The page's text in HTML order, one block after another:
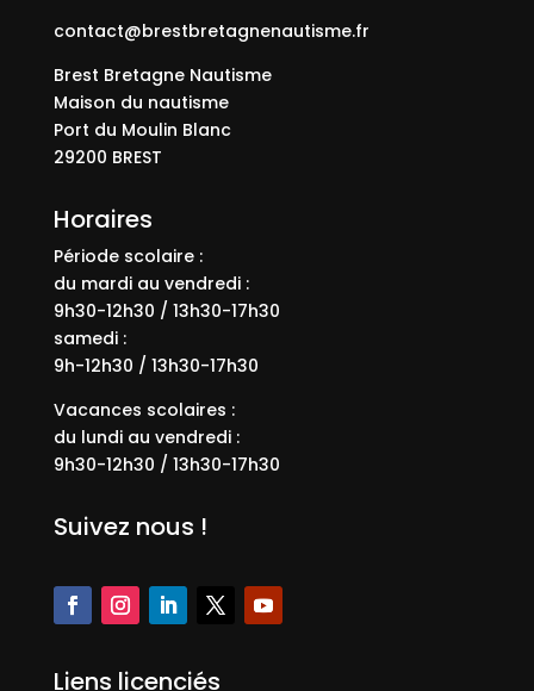
contact@brestbretagnenautisme.fr
Brest Bretagne Nautisme
Maison du nautisme
Port du Moulin Blanc
29200 BREST
Horaires
Période scolaire :
du mardi au vendredi :
9h30-12h30 / 13h30-17h30
samedi :
9h-12h30 / 13h30-17h30
Vacances scolaires :
du lundi au vendredi :
9h30-12h30 / 13h30-17h30
Suivez nous !
Liens licenciés